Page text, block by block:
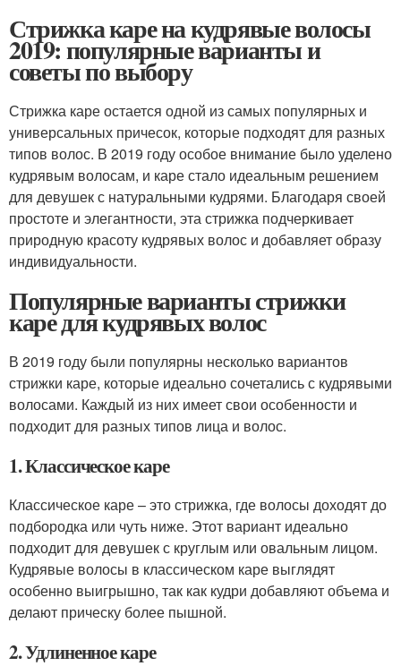
Стрижка каре на кудрявые волосы
2019: популярные варианты и
советы по выбору
Стрижка каре остается одной из самых популярных и
универсальных причесок, которые подходят для разных
типов волос. В 2019 году особое внимание было уделено
кудрявым волосам, и каре стало идеальным решением
для девушек с натуральными кудрями. Благодаря своей
простоте и элегантности, эта стрижка подчеркивает
природную красоту кудрявых волос и добавляет образу
индивидуальности.
Популярные варианты стрижки
каре для кудрявых волос
В 2019 году были популярны несколько вариантов
стрижки каре, которые идеально сочетались с кудрявыми
волосами. Каждый из них имеет свои особенности и
подходит для разных типов лица и волос.
1. Классическое каре
Классическое каре – это стрижка, где волосы доходят до
подбородка или чуть ниже. Этот вариант идеально
подходит для девушек с круглым или овальным лицом.
Кудрявые волосы в классическом каре выглядят
особенно выигрышно, так как кудри добавляют объема и
делают прическу более пышной.
2. Удлиненное каре